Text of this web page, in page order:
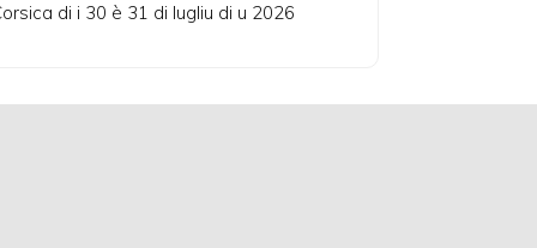
di i 30 è 31 di lugliu di u 2026